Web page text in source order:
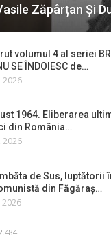
Zăpârțan Și
volumul 4 al seriei
SE ÎNDOIESC de…
2026
1964. Eliberarea
din România…
2026
de Sus, luptătorii
din Făgăraș…
2026